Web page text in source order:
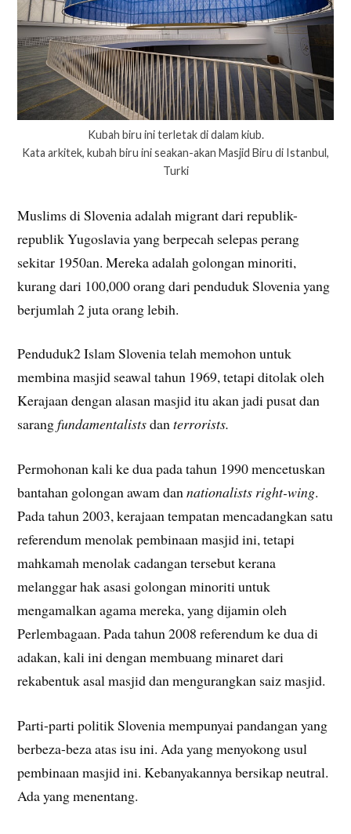
Kubah biru ini terletak di dalam kiub.
Kata arkitek, kubah biru ini seakan-akan Masjid Biru di Istanbul,
Turki
Muslims di Slovenia adalah migrant dari republik-
republik Yugoslavia yang berpecah selepas perang
sekitar 1950an. Mereka adalah golongan minoriti,
kurang dari 100,000 orang dari penduduk Slovenia yang
berjumlah 2 juta orang lebih.
Penduduk2 Islam Slovenia telah memohon untuk
membina masjid seawal tahun 1969, tetapi ditolak oleh
Kerajaan dengan alasan masjid itu akan jadi pusat dan
sarangfundamentalistsdanterrorists.
Permohonan kali ke dua pada tahun 1990 mencetuskan
bantahan golongan awam dannationalists right-wing.
Pada tahun 2003, kerajaan tempatan mencadangkan satu
referendum menolak pembinaan masjid ini, tetapi
mahkamah menolak cadangan tersebut kerana
melanggar hak asasi golongan minoriti untuk
mengamalkan agama mereka, yang dijamin oleh
Perlembagaan. Pada tahun 2008 referendum ke dua di
adakan, kali ini dengan membuang minaret dari
rekabentuk asal masjid dan mengurangkan saiz masjid.
Parti-parti politik Slovenia mempunyai pandangan yang
berbeza-beza atas isu ini. Ada yang menyokong usul
pembinaan masjid ini. Kebanyakannya bersikap neutral.
Ada yang menentang.